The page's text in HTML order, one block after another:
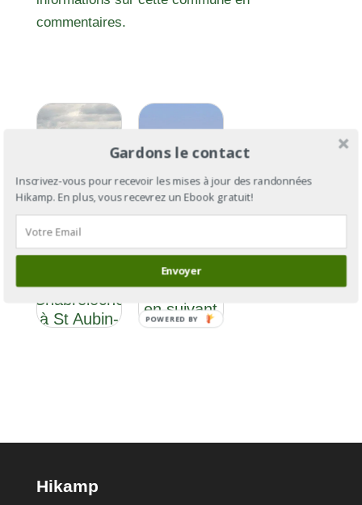
commentaires.
GR®3
Section 3 :
Chabreloche
à St Aubin-
GR®3: de
l’Ardèche
à la Baule
en suivant
la Loire
Hikamp
Gardons le contact
Inscrivez-vous pour recevoir les mises à jour des randonnées
Hikamp. En plus, vous recevrez un Ebook gratuit!
Envoyer
POWERED BY